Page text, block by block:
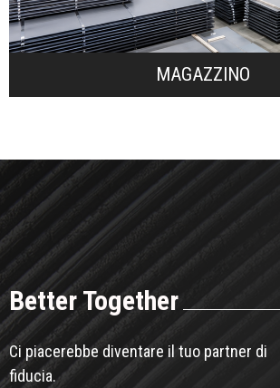
MAGAZZINO
MAGAZZINO
Better Together
Ci piacerebbe diventare il tuo partner di
fiducia.